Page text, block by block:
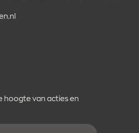
hoogte van acties en